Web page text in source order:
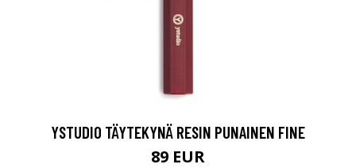
YSTUDIO TÄYTEKYNÄ RESIN PUNAINEN FINE
89 EUR